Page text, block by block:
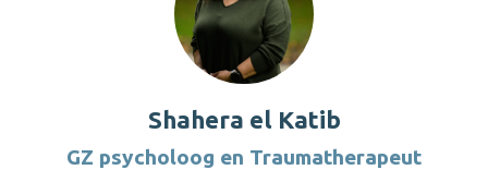
Shahera el Katib
GZ psycholoog en Traumatherapeut